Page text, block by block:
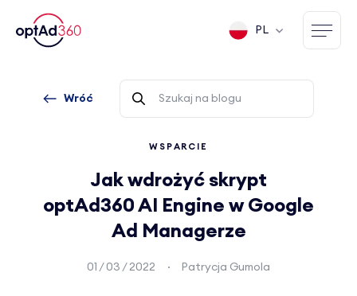
PL
Wróć
WSPARCIE
Jak wdrożyć skrypt
optAd360 AI Engine w Google
Ad Managerze
01 / 03 / 2022 Patrycja Gumola